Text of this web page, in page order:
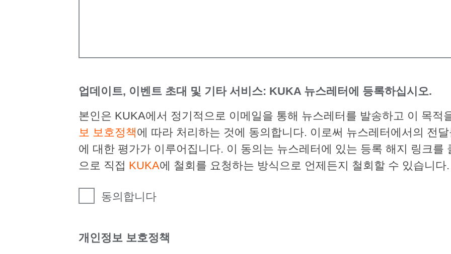
업데이트, 이벤트 초대 및 기타 서비스: KUKA 뉴스레터에 등록하십시오.
본인은 KUKA에서 정기적으로 이메일을 통해 뉴스레터를 발송하고 이 목적
보 보호정책에 따라 처리하는 것에 동의합니다. 이로써 뉴스레터에서의 전
에 대한 평가가 이루어집니다. 이 동의는 뉴스레터에 있는 등록 해지 링크를
으로 직접 KUKA에 철회를 요청하는 방식으로 언제든지 철회할 수 있습니다.
동의합니다
개인정보 보호정책